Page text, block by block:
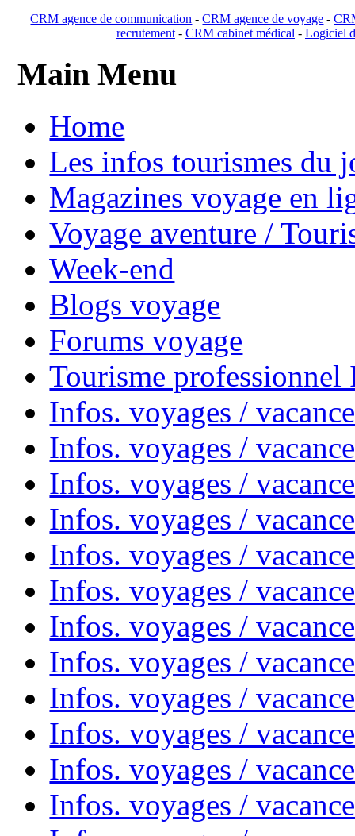
CRM agence de communication -CRM agence de voyage -
recrutement- CRM cabinet médical- Logiciel
Main Menu
Home
Les infos tourismes du
Magazines voyage en
Voyage aventure /
Week-end
Blogs voyage
Forums voyage
Tourisme
Infos. voyages /
Infos. voyages /
Infos. voyages /
Infos. voyages /
Infos. voyages /
Infos. voyages /
Infos. voyages /
Infos. voyages /
Infos. voyages /
Infos. voyages /
Infos. voyages /
Infos. voyages /